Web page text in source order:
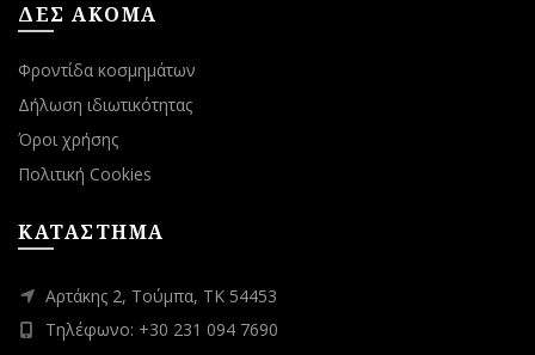
ΔΕΣ ΑΚΟΜΑ
Φροντίδα κοσμημάτων
Δήλωση ιδιωτικότητας
Όροι χρήσης
Πολιτική Cookies
ΚΑΤΑΣΤΗΜΑ
Αρτάκης 2, Τούμπα, ΤΚ 54453
Τηλέφωνο: +30 231 094 7690